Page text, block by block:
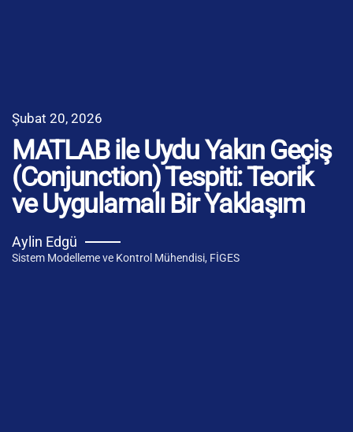
Şubat 20, 2026
MATLAB ile Uydu Yakın Geçiş
(Conjunction) Tespiti: Teorik
ve Uygulamalı Bir Yaklaşım
Aylin Edgü
Sistem Modelleme ve Kontrol Mühendisi, FİGES